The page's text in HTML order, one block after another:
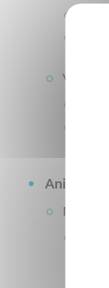
Volailles
Animaux
MyPet